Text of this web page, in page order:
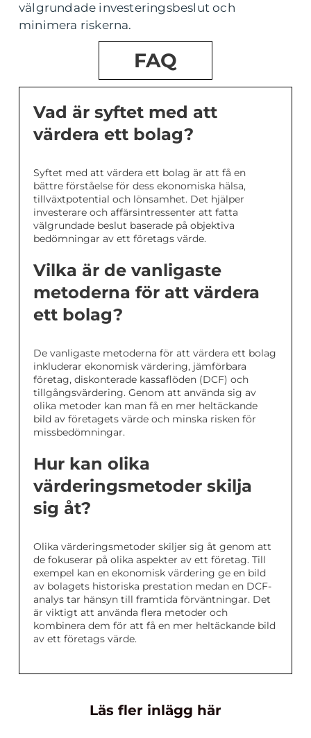
välgrundade investeringsbeslut och
minimera riskerna.
FAQ
Vad är syftet med att
värdera ett bolag?
Syftet med att värdera ett bolag är att få en
bättre förståelse för dess ekonomiska hälsa,
tillväxtpotential och lönsamhet. Det hjälper
investerare och affärsintressenter att fatta
välgrundade beslut baserade på objektiva
bedömningar av ett företags värde.
Vilka är de vanligaste
metoderna för att värdera
ett bolag?
De vanligaste metoderna för att värdera ett bolag
inkluderar ekonomisk värdering, jämförbara
företag, diskonterade kassaflöden (DCF) och
tillgångsvärdering. Genom att använda sig av
olika metoder kan man få en mer heltäckande
bild av företagets värde och minska risken för
missbedömningar.
Hur kan olika
värderingsmetoder skilja
sig åt?
Olika värderingsmetoder skiljer sig åt genom att
de fokuserar på olika aspekter av ett företag. Till
exempel kan en ekonomisk värdering ge en bild
av bolagets historiska prestation medan en DCF-
analys tar hänsyn till framtida förväntningar. Det
är viktigt att använda flera metoder och
kombinera dem för att få en mer heltäckande bild
av ett företags värde.
Läs fler inlägg här